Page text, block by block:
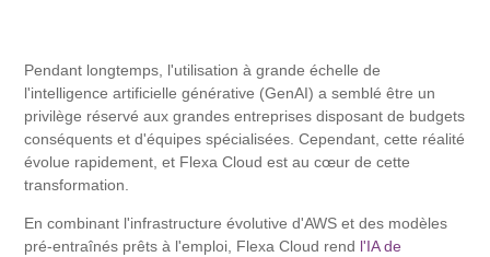
Pendant longtemps, l'utilisation à grande échelle de
l'intelligence artificielle générative (GenAI) a semblé être un
privilège réservé aux grandes entreprises disposant de budgets
conséquents et d'équipes spécialisées. Cependant, cette réalité
évolue rapidement, et Flexa Cloud est au cœur de cette
transformation.
En combinant l'infrastructure évolutive d'AWS et des modèles
pré-entraînés prêts à l'emploi, Flexa Cloud rend l'IA de